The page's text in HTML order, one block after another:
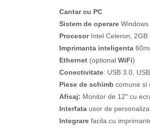
Cantar cu PC
Sistem de operare
ProcesorIntel Celeron, 2GB
Imprimanta inteligenta
Ethernet (optional WiFi)
Conectivitate: USB 3.0,
Piese de schimb comune si
Afisaj: Monitor de 12″ cu
Interfata usor de
Integrare facila cu